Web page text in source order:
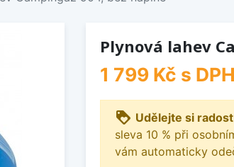
Plynová lahev
1 799 Kč s
loyalty Udělejte si
sleva 10 % při
vám automaticky